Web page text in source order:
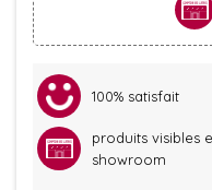
100% satisfait
produits visibles
showroom